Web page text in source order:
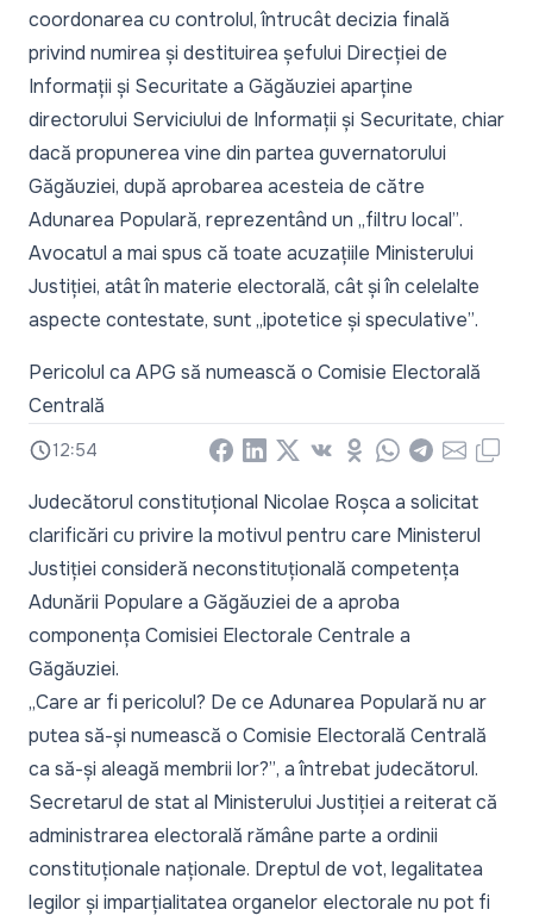
coordonarea cu controlul, întrucât decizia finală
privind numirea și destituirea șefului Direcției de
Informații și Securitate a Găgăuziei aparține
directorului Serviciului de Informații și Securitate, chiar
dacă propunerea vine din partea guvernatorului
Găgăuziei, după aprobarea acesteia de către
Adunarea Populară, reprezentând un „filtru local”.
Avocatul a mai spus că toate acuzațiile Ministerului
Justiției, atât în materie electorală, cât și în celelalte
aspecte contestate, sunt„ipotetice și speculative”.
Pericolul ca APG să numească o Comisie Electorală
Centrală
12:54 Facebook
LinkedIn
X Vkontakte
Odnoklassniki
WhatsApp
Telegram
EmailCopy
Judecătorul constituțional Nicolae Roșca a solicitat
clarificări cu privire la motivul pentru care Ministerul
Justiției consideră neconstituțională competența
Adunării Populare a Găgăuziei de a aproba
componența Comisiei Electorale Centrale a
Găgăuziei.
„Care ar fi pericolul? De ce Adunarea Populară nu ar
putea să-și numească o Comisie Electorală Centrală
ca să-și aleagă membrii lor?”, a întrebat judecătorul.
Secretarul de stat al Ministerului Justiției a reiterat că
administrarea electorală rămâne parte a ordinii
constituționale naționale. Dreptul de vot, legalitatea
legilor și imparțialitatea organelor electorale nu pot fi